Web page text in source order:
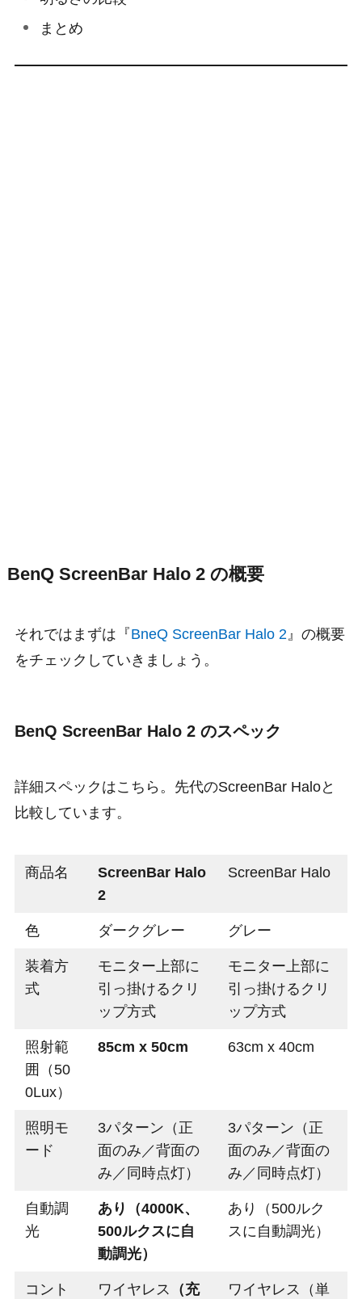
まとめ
BenQ ScreenBar Halo 2 の概要
それではまずは『BneQ ScreenBar Halo 2 』の概要
をチェックしていきましょう。
BenQ ScreenBar Halo 2 のスペック
詳細スペックはこちら。先代のScreenBar Haloと
比較しています。
商品名
ScreenBar Halo
2
ScreenBar Halo
色 ダークグレー グレー
装着方
式
モニター上部に
引っ掛けるクリ
ップ方式
モニター上部に
引っ掛けるクリ
ップ方式
照射範
囲（50
0Lux）
85cm x 50cm 63cm x 40cm
照明モ
ード
3パターン（正
面のみ／背面の
み／同時点灯）
3パターン（正
面のみ／背面の
み／同時点灯）
自動調
光
あり（4000K、
500ルクスに自
動調光）
あり（500ルク
スに自動調光）
コント
ワイヤレス
（充
ワイヤレス（単